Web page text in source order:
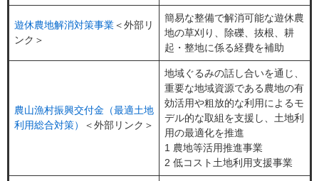
遊休農地解消対策事業＜外部リ
ンク＞
簡易な整備で解消可能な遊休農
地の草刈り、除礫、抜根、耕
起・整地に係る経費を補助
農山漁村振興交付金（最適土地
利用総合対策）
＜外部リンク＞
地域ぐるみの話し合いを通じ、
重要な地域資源である農地の有
効活用や粗放的な利用によるモ
デル的な取組を支援し、土地利
用の最適化を推進
1 農地等活用推進事業
2 低コスト土地利用支援事業